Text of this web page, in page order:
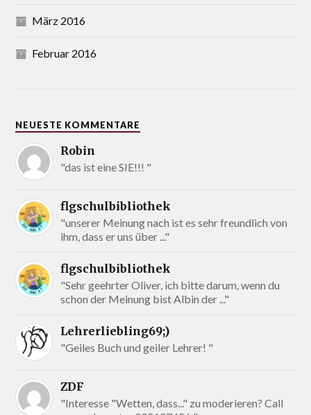
März 2016
Februar 2016
NEUESTE KOMMENTARE
Robin
"das ist eine SIE!!! "
flgschulbibliothek
"unserer Meinung nach ist es sehr freundlich von
ihm, dass er uns über ..."
flgschulbibliothek
"Sehr geehrter Oliver, ich bitte darum, wenn du
schon der Meinung bist Albin der ..."
Lehrerliebling69;)
"Geiles Buch und geiler Lehrer! "
ZDF
"Interesse "Wetten, dass..." zu moderieren? Call